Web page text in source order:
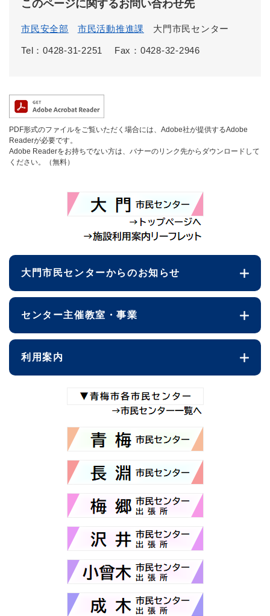
このページに関するお問い合わせ先
市民安全部 市民活動推進課 大門市民センター
Tel：0428-31-2251 Fax：0428-32-2946
PDF形式のファイルをご覧いただく場合には、Adobe社が提供するAdobe
Readerが必要です。
Adobe Readerをお持ちでない方は、バナーのリンク先からダウンロードして
ください。（無料）
大門市民センターからのお知らせ
センター主催教室・事業
利用案内